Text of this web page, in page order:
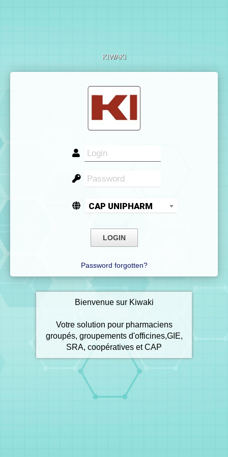
KIWAKI
CAP UNIPHARM
Password forgotten?
Bienvenue sur Kiwaki
Votre solution pour pharmaciens
groupés, groupements d'officines,GIE,
SRA, coopératives et CAP